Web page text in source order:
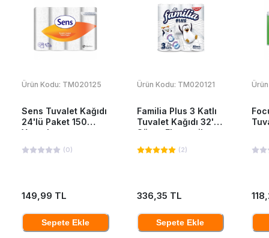
Ürün Kodu: TM020125
Sens Tuvalet Kağıdı
24'lü Paket 150
Yaprak
(0)
149,99 TL
Sepete Ekle
Ürün Kodu: TM020121
Familia Plus 3 Katlı
Tuvalet Kağıdı 32'li
Süper Ekonomik
(2)
336,35 TL
Sepete Ekle